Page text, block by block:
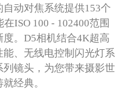
动对焦系统提供153个
ISO 100 - 102400范围
。D5相机结合4K超高
、无线电控制闪光灯系
镜头，为您带来摄影世
经典。